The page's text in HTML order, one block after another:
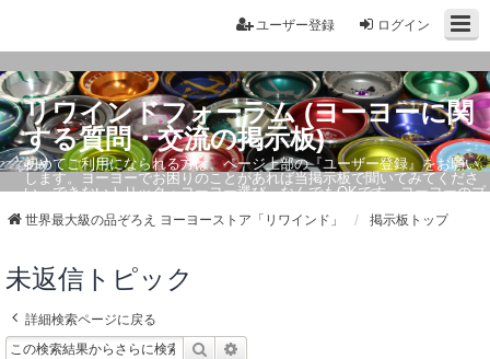
ログイン
ユーザー登録
リワインドフォーラム (ヨーヨーに関
する質問・交流の掲示板)
初めてご利用になられる方は、ページ上部の『ユーザー登録』をお願い
します。ヨーヨーでお困りのことがあれば当掲示板で聞いてみてくださ
い。できないトリック・ヨーヨー選び、なんでもOKです。ヨーヨーのプ
世界最大級の品ぞろえ ヨーヨーストア「リワインド」 掲示板トップ
未返信トピック
詳細検索ページに戻る
検索